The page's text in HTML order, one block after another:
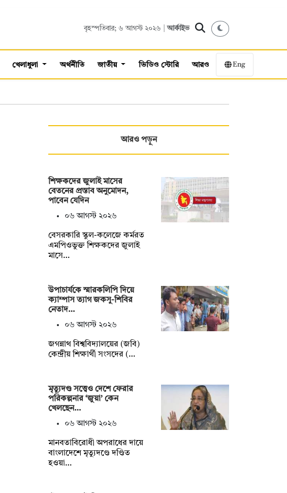
বৃহস্পতিবার; ৬ আগস্ট ২০২৬ |আর্কাইভ
খেলাধুলা অর্থনীতি জাতীয় ভিডিও স্টোরি আরও Eng
আরও পড়ুন
শিক্ষকদের জুলাই মাসের
বেতনের প্রস্তাব অনুমোদন,
পাবেন যেদিন
০৬ আগস্ট ২০২৬
বেসরকারি স্কুল-কলেজে কর্মরত
এমপিওভুক্ত শিক্ষকদের জুলাই
মাসে…
উপাচার্যকে স্মারকলিপি দিয়ে
ক্যাম্পাস ত্যাগ জকসু-শিবির
নেতাদ…
০৬ আগস্ট ২০২৬
জগন্নাথ বিশ্ববিদ্যালয়ের (জবি)
কেন্দ্রীয় শিক্ষার্থী সংসদের (…
মৃত্যুদণ্ড সত্ত্বেও দেশে ফেরার
পরিকল্পনার ‘জুয়া’ কেন
খেলছেন…
০৬ আগস্ট ২০২৬
মানবতাবিরোধী অপরাধের দায়ে
বাংলাদেশে মৃত্যুদণ্ডে দণ্ডিত
হওয়া…